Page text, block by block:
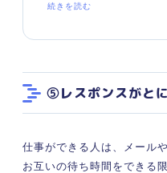
続きを読む
⑤レスポンスがと
仕事ができる人は、メール
お互いの待ち時間をできる